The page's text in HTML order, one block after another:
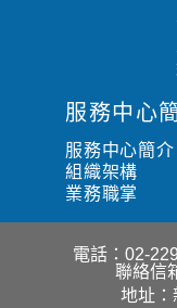
服務中心
服務中心簡介
組織架構
業務職掌
電話：02-
聯絡信
地址：